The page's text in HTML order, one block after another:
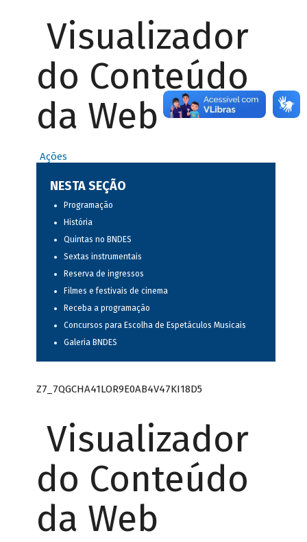
Visualizador
do Conteúdo
da Web
Ações
NESTA SEÇÃO
Programação
História
Quintas no BNDES
Sextas instrumentais
Reserva de ingressos
Filmes e festivais de cinema
Receba a programação
Concursos para Escolha de Espetáculos Musicais
Galeria BNDES
Z7_7QGCHA41LOR9E0AB4V47KI18D5
Visualizador
do Conteúdo
da Web